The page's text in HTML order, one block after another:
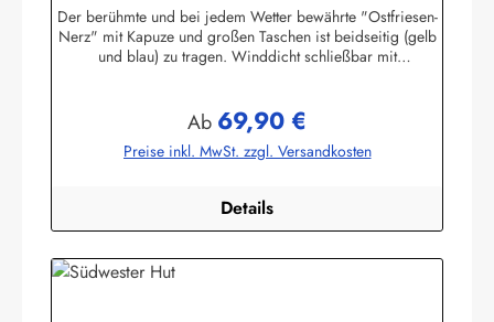
Der berühmte und bei jedem Wetter bewährte "Ostfriesen-
Nerz" mit Kapuze und großen Taschen ist beidseitig (gelb
und blau) zu tragen. Winddicht schließbar mit
(Polyvinylchlorid)Achtung! Die Jacken fallen groß aus. Bitte
Größentabelle beachten.Selbstverständlich gewähren wir
Ihnen ein Umtauschrecht! Herstellerinformationen:AS
Wittmundinfo@modas-bekleidung.de
Regulärer Preis:
Ab 69,90 €
Preise inkl. MwSt. zzgl. Versandkosten
Details